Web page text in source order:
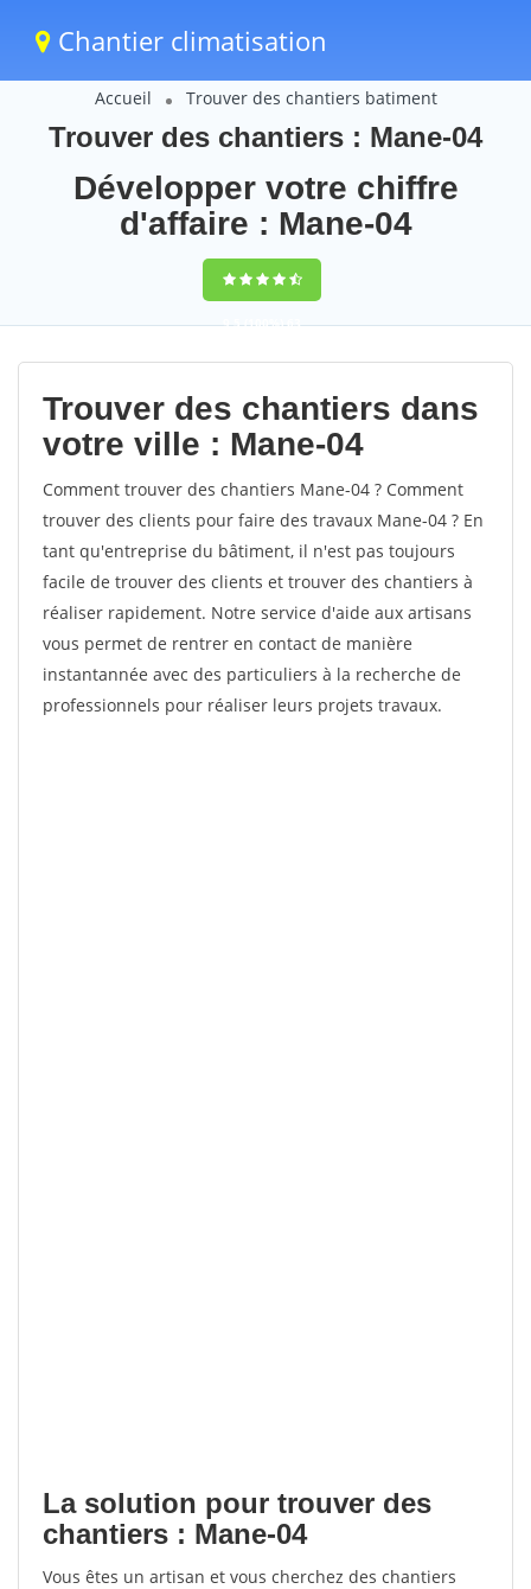
Chantier climatisation
Accueil Trouver des chantiers batiment
Trouver des chantiers : Mane-04
Développer votre chiffre
d'affaire : Mane-04
9,5(100%)63
votes
Trouver des chantiers dans
votre ville : Mane-04
Comment trouver des chantiers Mane-04 ? Comment
trouver des clients pour faire des travaux Mane-04 ? En
tant qu'entreprise du bâtiment, il n'est pas toujours
facile de trouver des clients et trouver des chantiers à
réaliser rapidement. Notre service d'aide aux artisans
vous permet de rentrer en contact de manière
instantannée avec des particuliers à la recherche de
professionnels pour réaliser leurs projets travaux.
La solution pour trouver des
chantiers : Mane-04
Vous êtes un artisan et vous cherchez des chantiers